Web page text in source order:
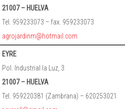
21007 – HUELVA
Tel. 959233073 – fax. 959233073
agrojardinm@hotmail.com
EYRE
Pol. Industrial la Luz, 3
21007 – HUELVA
Tel. 959220381 (Zambrana) – 620253021